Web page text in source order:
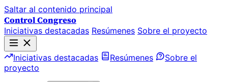
Saltar al contenido principal
Control Congreso
Iniciativas destacadas Resúmenes Sobre el proyecto
Iniciativas destacadas Resúmenes
Sobre el
proyecto